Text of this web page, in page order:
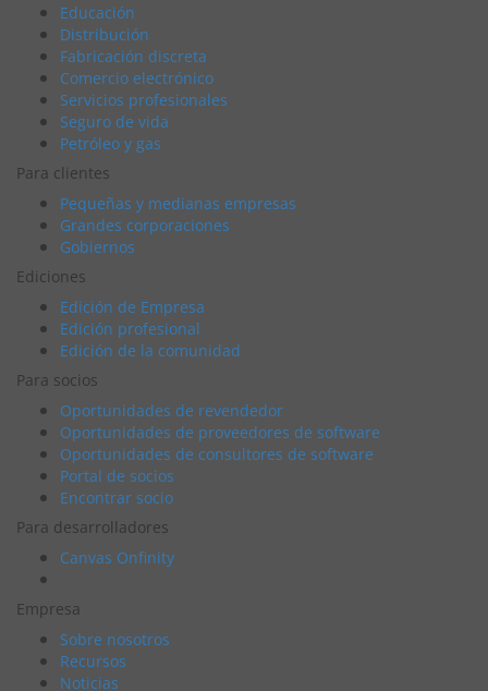
Educación
Distribución
Fabricación discreta
Comercio electrónico
Servicios profesionales
Seguro de vida
Petróleo y gas
Para clientes
Pequeñas y medianas empresas
Grandes corporaciones
Gobiernos
Ediciones
Edición de Empresa
Edición profesional
Edición de la comunidad
Para socios
Oportunidades de revendedor
Oportunidades de proveedores de software
Oportunidades de consultores de software
Portal de socios
Encontrar socio
Para desarrolladores
Canvas Onfinity
Empresa
Sobre nosotros
Recursos
Noticias